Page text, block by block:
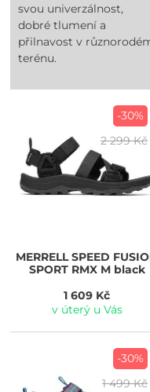
svou univerzálnost,
dobré tlumení a
přilnavost v
terénu.
-30%
2 299 Kč
MERRELLSPEED
SPORT RMX M black
1 609 Kč
v úterý u Vás
-30%
1 499 Kč